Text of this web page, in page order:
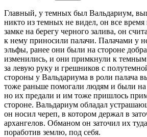
Главный, у темных был Вальдариум,
никто из темных не видел, он все время
замке на берегу черного залива, он
к нему приносили палачи. Палачами у
эльфы, ранее они были на стороне
изменились, и они примкнули к темным
за левую руку и грешников с
стороны у Вальдариума в роли палача
тоже раньше помогали людям и были на
но их предали и им тоже пришлось
стороне. Вальдариум обладал
он носил череп, в котором держал в
архангелов. Обманом он заточил их
поработив землю, под себя.